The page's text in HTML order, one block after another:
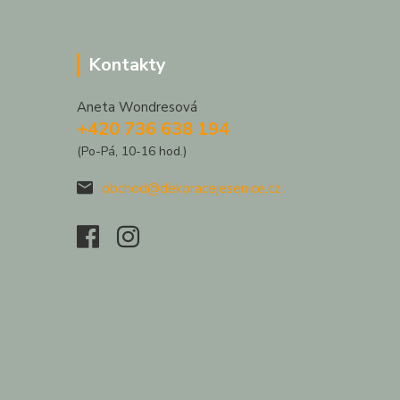
Kontakty
Aneta Wondresová
+420 736 638 194
(Po-Pá, 10-16 hod.)
obchod@dekoracejesenice.cz